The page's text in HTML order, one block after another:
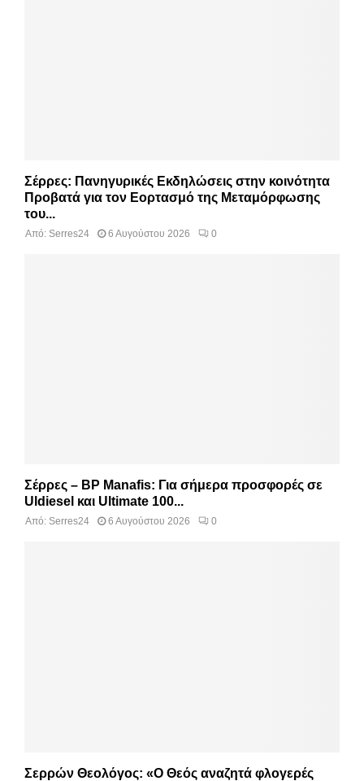
Σέρρες: Πανηγυρικές Εκδηλώσεις στην κοινότητα
Προβατά για τον Εορτασμό της Μεταμόρφωσης
του...
Από: Serres24 6 Αυγούστου 2026 0
Σέρρες – BP Manafis: Για σήμερα προσφορές σε
Uldiesel και Ultimate 100...
Από: Serres24 6 Αυγούστου 2026 0
Σερρών Θεολόγος: «Ο Θεός αναζητά φλογερές